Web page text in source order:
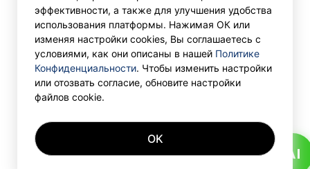
эффективности, а также для улучшения удобства
использования платформы. Нажимая ОК или
изменяя настройки cookies, Вы соглашаетесь с
условиями, как они описаны в нашей Политике
Конфиденциальности. Чтобы изменить настройки
или отозвать согласие, обновите настройки
файлов cookie.
OK
AI